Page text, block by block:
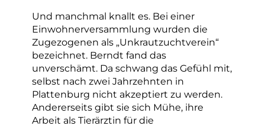
Und manchmal knallt es. Bei einer
Einwohnerversammlung wurden die
Zugezogenen als „Unkrautzuchtverein“
bezeichnet. Berndt fand das
unverschämt. Da schwang das Gefühl mit,
selbst nach zwei Jahrzehnten in
Plattenburg nicht akzeptiert zu werden.
Andererseits gibt sie sich Mühe, ihre
Arbeit als Tierärztin für die